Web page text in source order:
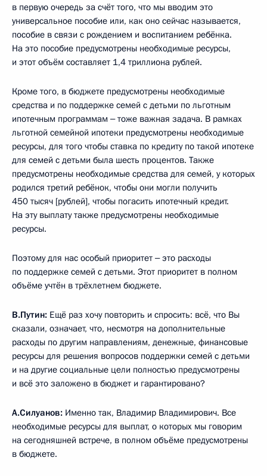
в первую очередь за счёт того, что мы вводим это
универсальное пособие или, как оно сейчас называется,
пособие в связи с рождением и воспитанием ребёнка.
На это пособие предусмотрены необходимые ресурсы,
и этот объём составляет 1,4 триллиона рублей.
Кроме того, в бюджете предусмотрены необходимые
средства и по поддержке семей с детьми по льготным
ипотечным программам ‒ тоже важная задача. В рамках
льготной семейной ипотеки предусмотрены необходимые
ресурсы, для того чтобы ставка по кредиту по такой ипотеке
для семей с детьми была шесть процентов. Также
предусмотрены необходимые средства для семей, у которых
родился третий ребёнок, чтобы они могли получить
450 тысяч [рублей], чтобы погасить ипотечный кредит.
На эту выплату также предусмотрены необходимые
ресурсы.
Поэтому для нас особый приоритет ‒ это расходы
по поддержке семей с детьми. Этот приоритет в полном
объёме учтён в трёхлетнем бюджете.
В.Путин: Ещё раз хочу повторить и спросить: всё, что Вы
сказали, означает, что, несмотря на дополнительные
расходы по другим направлениям, денежные, финансовые
ресурсы для решения вопросов поддержки семей с детьми
и на другие социальные цели полностью предусмотрены
и всё это заложено в бюджет и гарантировано?
А.Силуанов: Именно так, Владимир Владимирович. Все
необходимые ресурсы для выплат, о которых мы говорим
на сегодняшней встрече, в полном объёме предусмотрены
в бюджете.